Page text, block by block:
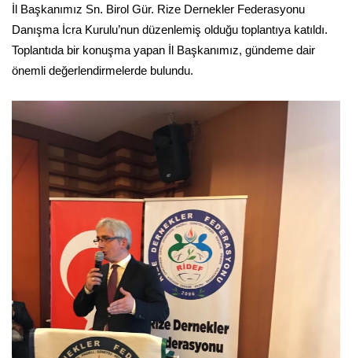
İl Başkanımız Sn. Birol Gür. Rize Dernekler Federasyonu
Danışma İcra Kurulu’nun düzenlemiş olduğu toplantıya katıldı.
Toplantıda bir konuşma yapan İl Başkanımız, gündeme dair
önemli değerlendirmelerde bulundu.